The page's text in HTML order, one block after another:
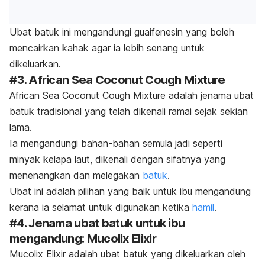
Ubat batuk ini mengandungi guaifenesin yang boleh
mencairkan kahak agar ia lebih senang untuk
dikeluarkan.
#3. African Sea Coconut Cough Mixture
African Sea Coconut Cough Mixture adalah jenama ubat
batuk tradisional yang telah dikenali ramai sejak sekian
lama.
Ia mengandungi bahan-bahan semula jadi seperti
minyak kelapa laut, dikenali dengan sifatnya yang
menenangkan dan melegakan batuk.
Ubat ini adalah pilihan yang baik untuk ibu mengandung
kerana ia selamat untuk digunakan ketika hamil.
#4. Jenama ubat batuk untuk ibu
mengandung: Mucolix Elixir
Mucolix Elixir adalah ubat batuk yang dikeluarkan oleh